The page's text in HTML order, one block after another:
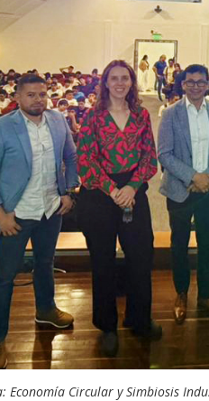
Economía Circular y Simbiosis